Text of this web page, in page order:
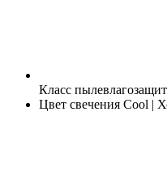
Класс
Цвет свечения Cool |